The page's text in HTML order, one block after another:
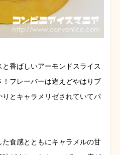
香ばしいアーモンドスライス
フレーバーは違えどやはりブ
とキャラメリゼされていてパ
食感とともにキャラメルの甘